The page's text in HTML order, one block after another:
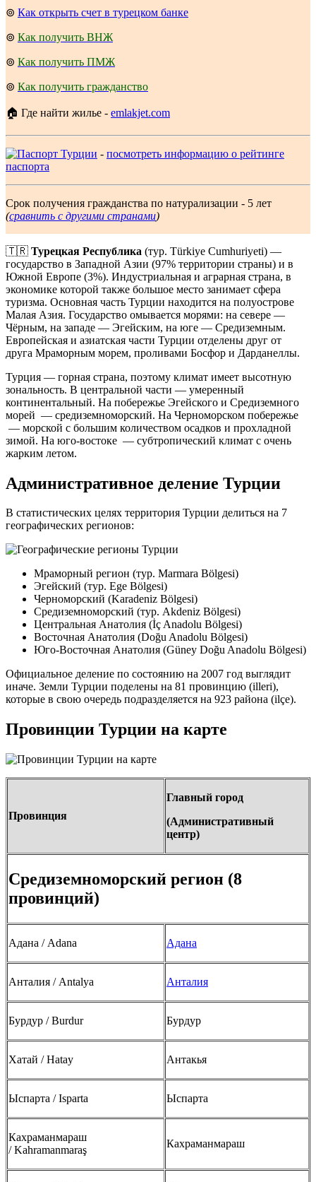
⊚ Как открыть счет в турецком банке
⊚ Как получить ВНЖ
⊚ Как получить ПМЖ
⊚ Как получить гражданство
🏠 Где найти жилье - emlakjet.com
- посмотреть информацию о рейтинге
паспорта
Срок получения гражданства по натурализации - 5 лет
(сравнить с другими странами)
🇹🇷 Турецкая Республика (тур. Türkiye Cumhuriyeti) —
государство в Западной Азии (97% территории страны) и в
Южной Европе (3%). Индустриальная и аграрная страна, в
экономике которой также большое место занимает сфера
туризма. Основная часть Турции находится на полуострове
Малая Азия. Государство омывается морями: на севере —
Чёрным, на западе — Эгейским, на юге — Средиземным.
Европейская и азиатская части Турции отделены друг от
друга Мраморным морем, проливами Босфор и Дарданеллы.
Турция — горная страна, поэтому климат имеет высотную
зональность. В центральной части — умеренный
континентальный. На побережье Эгейского и Средиземного
морей — средиземноморский. На Черноморском побережье
— морской с большим количеством осадков и прохладной
зимой. На юго-востоке — субтропический климат с очень
жарким летом.
Административное деление Турции
В статистических целях территория Турции делиться на 7
географических регионов:
Мраморный регион (тур. Marmara Bölgesi)
Эгейский (тур. Ege Bölgesi)
Черноморский (Karadeniz Bölgesi)
Средиземноморский (тур. Akdeniz Bölgesi)
Центральная Анатолия (İç Anadolu Bölgesi)
Восточная Анатолия (Doğu Anadolu Bölgesi)
Юго-Восточная Анатолия (Güney Doğu Anadolu Bölgesi)
Официальное деление по состоянию на 2007 год выглядит
иначе. Земли Турции поделены на 81 провинцию (illeri),
которые в свою очередь подразделяется на 923 района (ilçe).
Провинции Турции на карте
Провинция
Главный город
(Административный
центр)
Средиземноморский регион (8
провинций)
Адана / Adana Адана
Анталия / Antalya Анталия
Бурдур / Burdur Бурдур
Хатай / Hatay Антакья
Ыспарта / Isparta Ыспарта
Кахраманмараш
/ Kahramanmaraş
Кахраманмараш